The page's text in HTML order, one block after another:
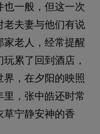
也一般，但这一次
老夫妻与他们有说
家老人，经常提醒
累了回到酒店，
，在夕阳的映照
，张中皓还时常
草宁静安神的香